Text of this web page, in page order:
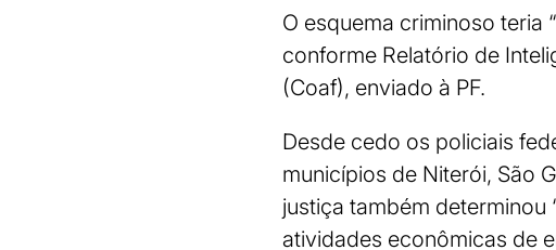
O esquema criminoso teria
conforme Relatório de
(Coaf), enviado à PF.
Desde cedo os policiais
municípios de Niterói, São
justiça também determinou
atividades econômicas de